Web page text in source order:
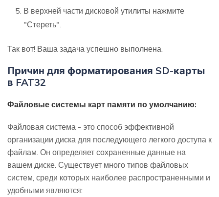
В верхней части дисковой утилиты нажмите
"Стереть".
Так вот! Ваша задача успешно выполнена.
Причин для форматирования SD-карты
в FAT32
Файловые системы карт памяти по умолчанию:
Файловая система - это способ эффективной
организации диска для последующего легкого доступа к
файлам. Он определяет сохраненные данные на
вашем диске. Существует много типов файловых
систем, среди которых наиболее распространенными и
удобными являются: